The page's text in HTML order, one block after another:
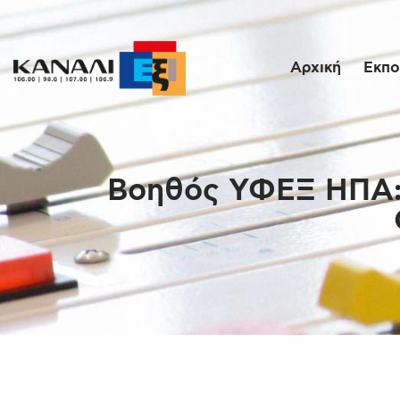
Αρχική
Βοηθός ΥΦΕΞ ΗΠΑ: